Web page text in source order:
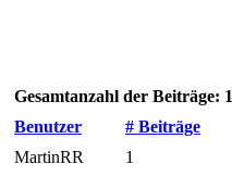
Gesamtanzahl der Beiträge: 1
Benutzer
# Beiträge
MartinRR
1